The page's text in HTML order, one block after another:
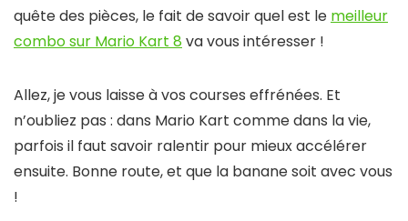
quête des pièces, le fait de savoir quel est le meilleur
combo sur Mario Kart 8 va vous intéresser !
Allez, je vous laisse à vos courses effrénées. Et
n’oubliez pas : dans Mario Kart comme dans la vie,
parfois il faut savoir ralentir pour mieux accélérer
ensuite. Bonne route, et que la banane soit avec vous
!